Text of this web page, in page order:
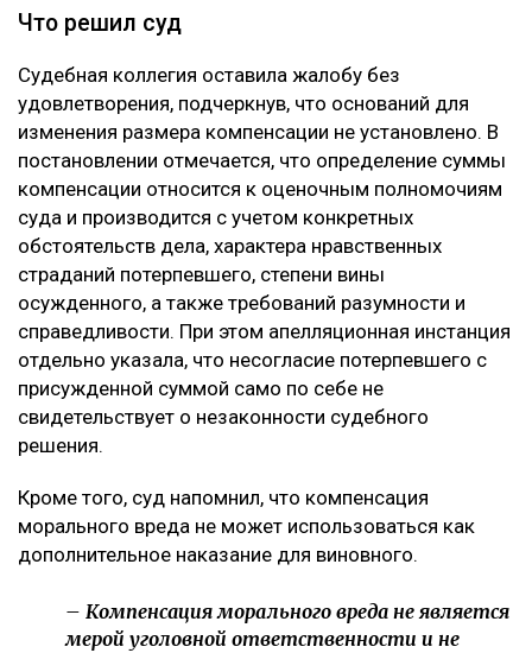
Что решил суд
Судебная коллегия оставила жалобу без
удовлетворения, подчеркнув, что оснований для
изменения размера компенсации не установлено. В
постановлении отмечается, что определение суммы
компенсации относится к оценочным полномочиям
суда и производится с учетом конкретных
обстоятельств дела, характера нравственных
страданий потерпевшего, степени вины
осужденного, а также требований разумности и
справедливости. При этом апелляционная инстанция
отдельно указала, что несогласие потерпевшего с
присужденной суммой само по себе не
свидетельствует о незаконности судебного
решения.
Кроме того, суд напомнил, что компенсация
морального вреда не может использоваться как
дополнительное наказание для виновного.
– Компенсация морального вреда не является
мерой уголовной ответственности и не